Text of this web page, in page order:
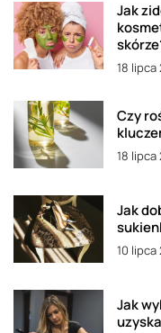
Jak
18 lipca
Czy
18 lipca
Jak
10 lipca
Jak